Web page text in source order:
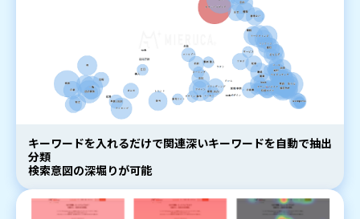
キーワードを入れるだけで関連深いキーワードを自動で抽出
分類
検索意図の深堀りが可能